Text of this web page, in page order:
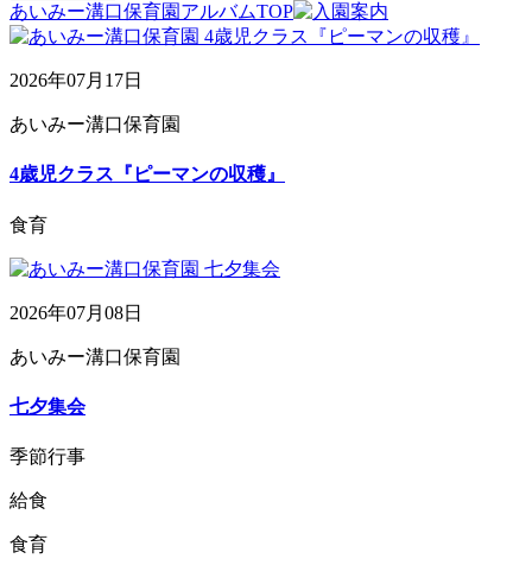
あいみー溝口保育園アルバムTOP
2026年07月17日
あいみー溝口保育園
4歳児クラス『ピーマンの収穫』
食育
2026年07月08日
あいみー溝口保育園
七夕集会
季節行事
給食
食育